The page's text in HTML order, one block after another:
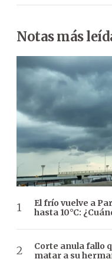
Notas más
El frío vuelve a
hasta 10°C:
Corte anula fallo
matar a su